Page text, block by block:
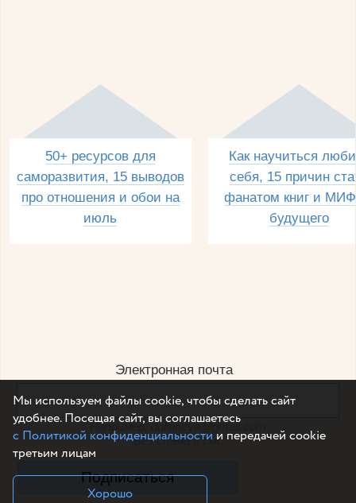
50+ ресурсов для
саморазвития, 15 выводов
про отношения и обои на
июль
Как научиться
себя, 15 причин
фанатом книг и
будущего
Электронная почта
Например, dulsineya@gmail.com
Без спама и смс
Подписаться
Мы используем файлы cookie, чтобы сделать сайт
удобнее. Посещая сайт, вы соглашаетесь
с Политикой конфиденциальности и передачей cookie
третьим лицам
Хорошо